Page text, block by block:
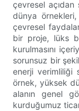
çevresel
dünya örnekleri,
çevresel
bir proje, lüks
kurulmasını
sorunsuz bir
enerji verimliliği
örnek, yüksek
alanın genel
kurduğumuz